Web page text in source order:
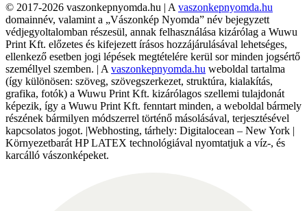
© 2017-2026 vaszonkepnyomda.hu | A vaszonkepnyomda.hu
domainnév, valamint a „Vászonkép Nyomda” név bejegyzett
védjegyoltalomban részesül, annak felhasználása kizárólag a Wuwu
Print Kft. előzetes és kifejezett írásos hozzájárulásával lehetséges,
ellenkező esetben jogi lépések megtételére kerül sor minden jogsértő
személlyel szemben. | A vaszonkepnyomda.hu weboldal tartalma
(így különösen: szöveg, szövegszerkezet, struktúra, kialakítás,
grafika, fotók) a Wuwu Print Kft. kizárólagos szellemi tulajdonát
képezik, így a Wuwu Print Kft. fenntart minden, a weboldal bármely
részének bármilyen módszerrel történő másolásával, terjesztésével
kapcsolatos jogot. |Webhosting, tárhely: Digitalocean – New York |
Környezetbarát HP LATEX technológiával nyomtatjuk a víz-, és
karcálló vászonképeket.